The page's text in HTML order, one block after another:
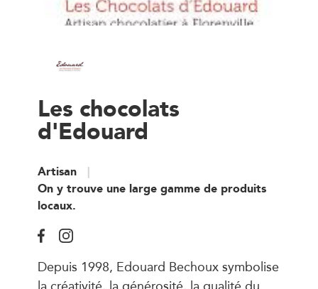
Les chocolats
d'Edouard
Artisan
On y trouve une large gamme de produits
locaux.
Depuis 1998, Edouard Bechoux symbolise